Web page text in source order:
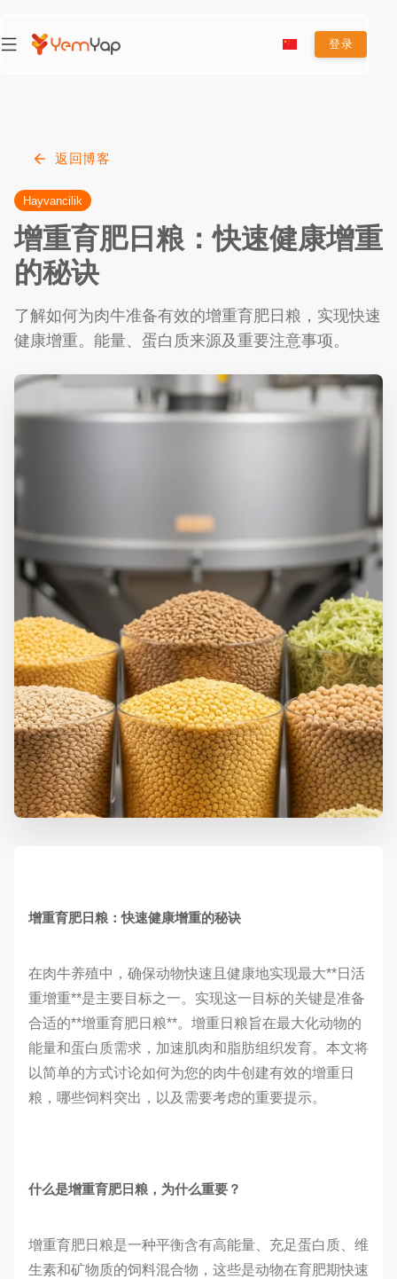
登录
返回博客
Hayvancilik
增重育肥日粮：快速健康增重
的秘诀
了解如何为肉牛准备有效的增重育肥日粮，实现快速
健康增重。能量、蛋白质来源及重要注意事项。
增重育肥日粮：快速健康增重的秘诀
在肉牛养殖中，确保动物快速且健康地实现最大**日活
重增重**是主要目标之一。实现这一目标的关键是准备
合适的**增重育肥日粮**。增重日粮旨在最大化动物的
能量和蛋白质需求，加速肌肉和脂肪组织发育。本文将
以简单的方式讨论如何为您的肉牛创建有效的增重日
粮，哪些饲料突出，以及需要考虑的重要提示。
什么是增重育肥日粮，为什么重要？
增重育肥日粮是一种平衡含有高能量、充足蛋白质、维
生素和矿物质的饲料混合物，这些是动物在育肥期快速